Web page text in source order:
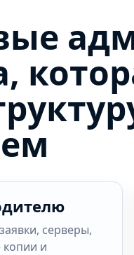
серверы,
копии и